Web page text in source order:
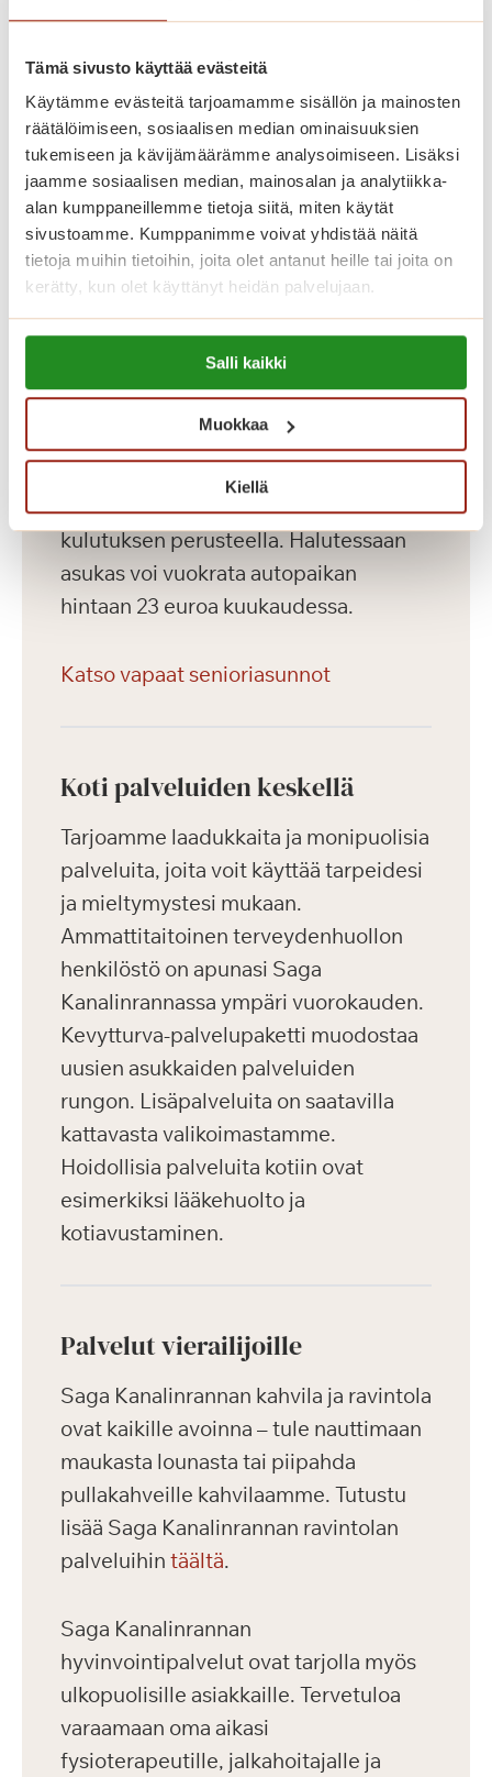
Tämä sivusto käyttää evästeitä
Käytämme evästeitä tarjoamamme sisällön ja mainosten
räätälöimiseen, sosiaalisen median ominaisuuksien
tukemiseen ja kävijämäärämme analysoimiseen. Lisäksi
jaamme sosiaalisen median, mainosalan ja analytiikka-
alan kumppaneillemme tietoja siitä, miten käytät
sivustoamme. Kumppanimme voivat yhdistää näitä
tietoja muihin tietoihin, joita olet antanut heille tai joita on
kerätty, kun olet käyttänyt heidän palvelujaan.
Lue lisää evästeistä:
https://sagacare.fi/evasteet/
Salli kaikki
Muokkaa
Kiellä
esteettömät senioriasunnot on
suunniteltu ja rakennettu Saga-
palvelutalojen korkeiden
laatukriteerien mukaisesti. Voit
sisustaa kotisi mielesi mukaan omilla
huonekaluillasi. Kauniisti sisustetuissa
yleistiloissa asukkaidemme käytössä
saunaosasto ja upea talvipuutarha.
Asuntojen asumiskuluun sisältyy
asunnon vuokra sekä yhteiset tilat.
Asuntojen vesimaksu on 27 euroa
kuukaudessa ja sähkö laskutetaan
kulutuksen perusteella. Halutessaan
asukas voi vuokrata autopaikan
hintaan 23 euroa kuukaudessa.
Katso vapaat senioriasunnot
Koti palveluiden keskellä
Tarjoamme laadukkaita ja monipuolisia
palveluita, joita voit käyttää tarpeidesi
ja mieltymystesi mukaan.
Ammattitaitoinen terveydenhuollon
henkilöstö on apunasi Saga
Kanalinrannassa ympäri vuorokauden.
Kevytturva-palvelupaketti muodostaa
uusien asukkaiden palveluiden
rungon. Lisäpalveluita on saatavilla
kattavasta valikoimastamme.
Hoidollisia palveluita kotiin ovat
esimerkiksi lääkehuolto ja
kotiavustaminen.
Palvelut vierailijoille
Saga Kanalinrannan kahvila ja ravintola
ovat kaikille avoinna – tule nauttimaan
maukasta lounasta tai piipahda
pullakahveille kahvilaamme. Tutustu
lisää Saga Kanalinrannan ravintolan
palveluihin täältä.
Saga Kanalinrannan
hyvinvointipalvelut ovat tarjolla myös
ulkopuolisille asiakkaille. Tervetuloa
varaamaan oma aikasi
fysioterapeutille, jalkahoitajalle ja